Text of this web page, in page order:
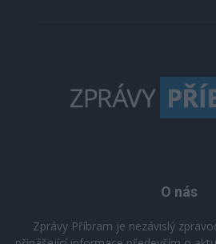
O nás
Zprávy Příbram je nezávislý